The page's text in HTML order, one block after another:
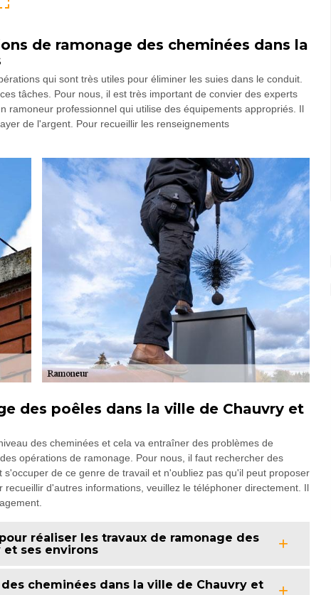
de ramonage des cheminées dans la
qui sont très utiles pour éliminer les suies dans le conduit.
tâches. Pour nous, il est très important de convier des experts
ramoneur professionnel qui utilise des équipements appropriés. Il
de l'argent. Pour recueillir les renseignements
des poêles dans la ville de Chauvry et
des cheminées et cela va entraîner des problèmes de
opérations de ramonage. Pour nous, il faut rechercher des
de ce genre de travail et n'oubliez pas qu'il peut proposer
d'autres informations, veuillez le téléphoner directement. Il
réaliser les travaux de ramonage des
et ses environs
cheminées dans la ville de Chauvry et